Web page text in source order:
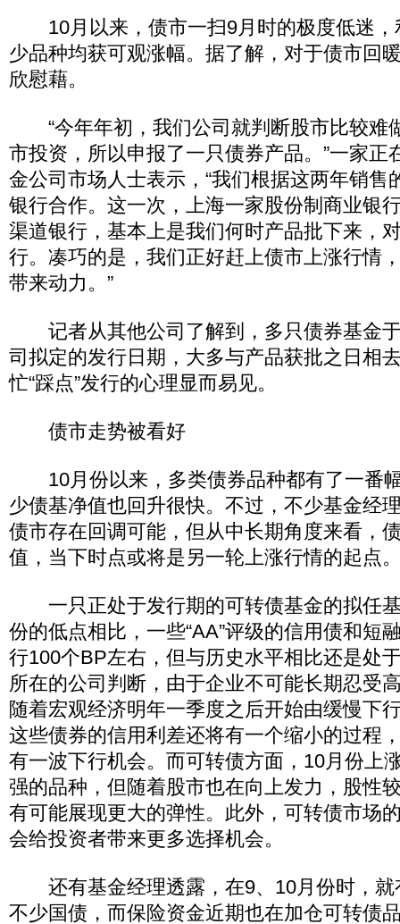
10月以来，债市一扫9月时的极度低迷，
少品种均获可观涨幅。据了解，对于债市回
欣慰藉。
“今年年初，我们公司就判断股市比较难
市投资，所以申报了一只债券产品。”一家正
金公司市场人士表示，“我们根据这两年销售
银行合作。这一次，上海一家股份制商业银
渠道银行，基本上是我们何时产品批下来，
行。凑巧的是，我们正好赶上债市上涨行情
带来动力。”
记者从其他公司了解到，多只债券基金
司拟定的发行日期，大多与产品获批之日相
忙“踩点”发行的心理显而易见。
债市走势被看好
10月份以来，多类债券品种都有了一番
少债基净值也回升很快。不过，不少基金经
债市存在回调可能，但从中长期角度来看，
值，当下时点或将是另一轮上涨行情的起点
一只正处于发行期的可转债基金的拟任
份的低点相比，一些“AA”评级的信用债和短
行100个BP左右，但与历史水平相比还是处
所在的公司判断，由于企业不可能长期忍受
随着宏观经济明年一季度之后开始由缓慢下
这些债券的信用利差还将有一个缩小的过程
有一波下行机会。而可转债方面，10月份上
强的品种，但随着股市也在向上发力，股性
有可能展现更大的弹性。此外，可转债市场
会给投资者带来更多选择机会。
还有基金经理透露，在9、10月份时，就
不少国债，而保险资金近期也在加仓可转债